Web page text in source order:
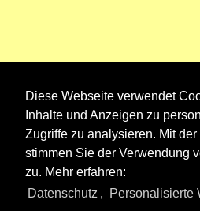
Diese Webseite verwendet
Inhalte und Anzeigen zu
Zugriffe zu analysieren. Mit der
stimmen Sie der Verwendung
zu. Mehr erfahren:
Datenschutz , Personalisierte